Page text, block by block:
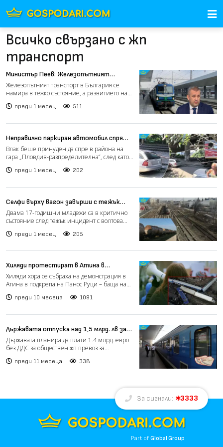
Всичко свързано с жп
транспорт
Министър Пеев: Железопътният
транспорт е в колапс, 17 договора се
разследват от европрокуратурата
Железопътният транспорт в България се
намира в тежко състояние, а развитието на
преди 1 месец 511
Неправилно паркиран автомобил спря
принудително влак край Пловдив (видео)
Влак беше принуден да спре в района на
гара „Пловдив-разпределителна“, след като
преди 1 месец 202
Селфи върху вагон завърши с тежък
инцидент: Експерт предупреждава, че жп
гарите не са място за игра (видео)
Двама 17-годишни младежи са в критично
състояние след тежък инцидент с волтова
преди 1 месец 205
Хиляди протестират в Атина в
подкрепа на бащата на българина,
загинал в тежката жп катастрофа
Хиляди хора се събраха на демонстрация в
Атина в подкрепа на Панос Руци – баща на
преди 10 месеца 1091
Държавата отпуска над 1,5 млрд. лв за
жп превози, БДЖ ще се конкурира с
частни оператори за тях
Държавата планира да плати 1.4 млрд. евро
без ДДС за обществен жп превоз за
преди 11 месеца 338
За сигнали: 3333
Part ofGlobal Group